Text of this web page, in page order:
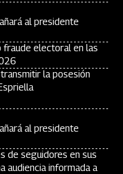
al presidente
fraude electoral en las
la posesión
al presidente
de seguidores en sus
audiencia informada a